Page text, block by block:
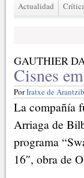
Actualidad
GAUTHIER
Cisnes
PorIratxe de
La compañía
Arriaga de
programa
16″, obra de